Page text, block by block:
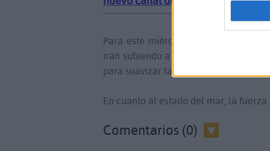
Para este miércoles soplará el alisio
irán subiendo a partir de este
para suavizar las temperaturas.
En cuanto al estado del mar, la
Comentarios (0)